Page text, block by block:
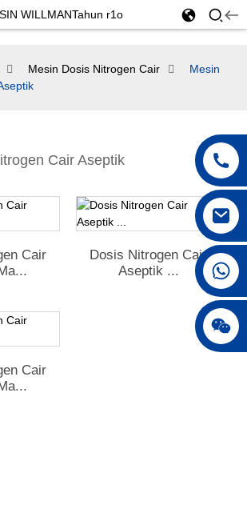
+86 18250231863
Mesin Dosis Nitrogen Cair
Mesin
Cair Aseptik
Cair
Dosis Nitrogen Cair
Aseptik ...
Cair